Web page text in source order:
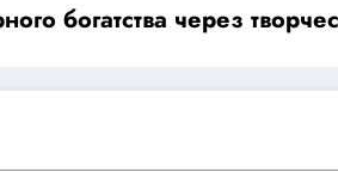
богатства через